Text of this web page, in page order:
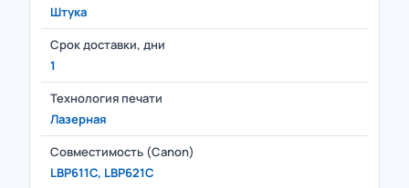
Штука
Срок доставки, дни
1
Технология печати
Лазерная
Совместимость (Canon)
LBP611C, LBP621C